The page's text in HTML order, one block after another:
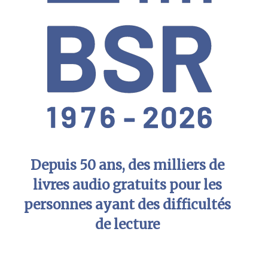
Depuis 50 ans, des milliers de
livres audio gratuits pour les
personnes ayant des difficultés
de lecture